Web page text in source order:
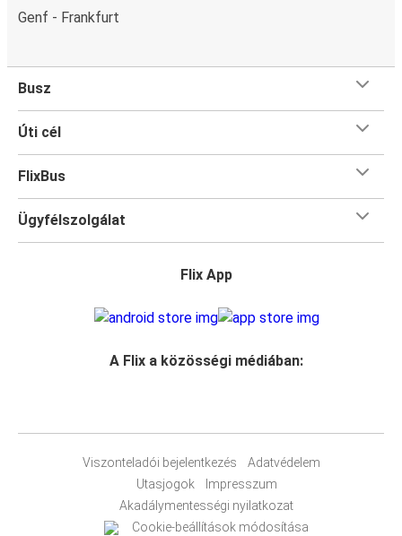
Genf - Frankfurt
Busz
Úti cél
FlixBus
Ügyfélszolgálat
Flix App
A Flix a közösségi médiában:
Viszonteladói bejelentkezés
Adatvédelem
Utasjogok
Impresszum
Akadálymentességi nyilatkozat
Cookie-beállítások módosítása